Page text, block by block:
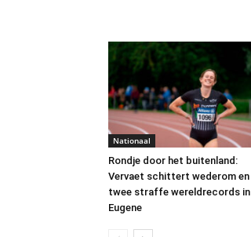
Nationaal
Rondje door het buitenland:
Vervaet schittert wederom en
twee straffe wereldrecords in
Eugene